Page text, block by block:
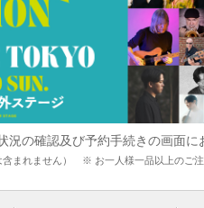
況の確認及び予約手続きの画面に
含まれません） ※ お一人様一品以上のご